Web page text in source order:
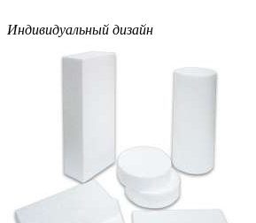
Индивидуальный дизайн